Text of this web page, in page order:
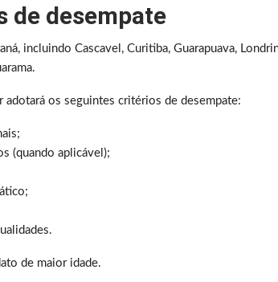
de desempate
incluindo Cascavel, Curitiba, Guarapuava,
adotará os seguintes critérios de desempate:
(quando aplicável);
de maior idade.